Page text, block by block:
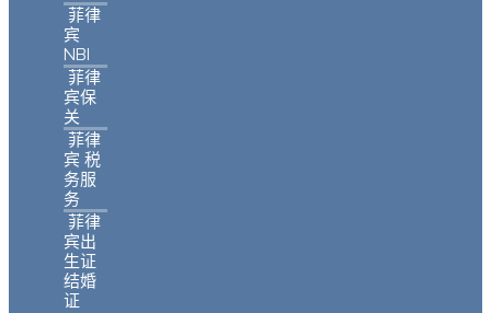
菲律
宾
NBI
菲律
宾保
关
菲律
宾 税
务服
务
菲律
宾出
生证
结婚
证